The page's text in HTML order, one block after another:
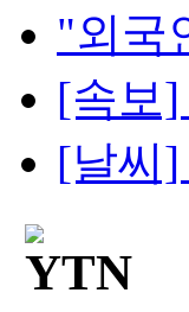
"외국
[속보]
[날씨]